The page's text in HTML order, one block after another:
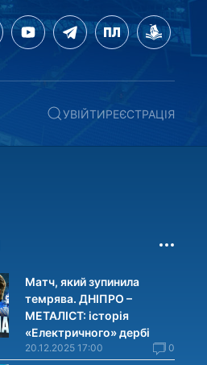
УВІЙТИРЕЄСТРАЦІЯ
Матч, який зупинила
темрява. ДНІПРО –
МЕТАЛІСТ: історія
«Електричного» дербі
20.12.2025 17:00 0